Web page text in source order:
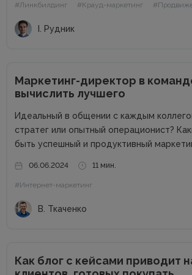
которых есть и PBN. При этом PBN
#Линкбилдинг #Крауд-маркетинг
І. Рудник
Маркетинг-директор в
вычислить лучшего
Идеальный в общении с каждым
стратег или опытный операционист?
быть успешный и продуктивный
Directors Day рассказал Виталий Ткаченко. Виталий
соучредитель Tkachenko & Myroniuk
имеет огромный опыт...
06.06.2024 11 мин.
#Интернет-маркетинг
В. Ткаченко
Как блог с кейсами приводит